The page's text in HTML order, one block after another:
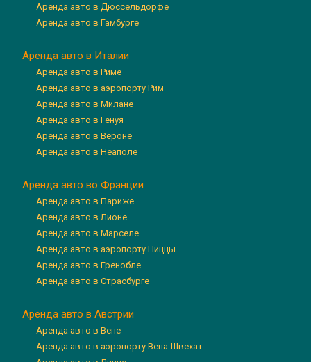
Аренда авто в Дюссельдорфе
Аренда авто в Гамбурге
Аренда авто в Италии
Аренда авто в Риме
Аренда авто в аэропорту Рим
Аренда авто в Милане
Аренда авто в Генуя
Аренда авто в Вероне
Аренда авто в Неаполе
Аренда авто во Франции
Аренда авто в Париже
Аренда авто в Лионе
Аренда авто в Марселе
Аренда авто в аэропорту Ниццы
Аренда авто в Гренобле
Аренда авто в Страсбурге
Аренда авто в Австрии
Аренда авто в Вене
Аренда авто в аэропорту Вена-Швехат